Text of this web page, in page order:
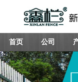
首页 公司